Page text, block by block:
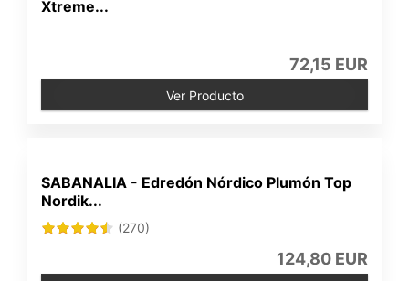
Xtreme...
72,15 EUR
Ver Producto
SABANALIA - Edredón Nórdico Plumón Top
Nordik...
(270)
124,80 EUR